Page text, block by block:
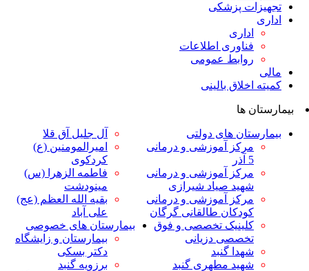
پزشکی
اطلاعات
عمومی
بالینی
های دولتی
آموزشی و درمانی
آموزشی و درمانی
صیاد شیرازی
آموزشی و درمانی
طالقانی گرگان
تخصصی و فوق
دزیانی
مطهری گنبد
آل جلیل آق قلا
امیرالمومنین (ع)
فاطمه الزهرا (س)
بقیه الله العظم (عج)
علی آباد
بیمارستان های خصوصی
بیمارستان و زایشگاه
برزویه گنبد